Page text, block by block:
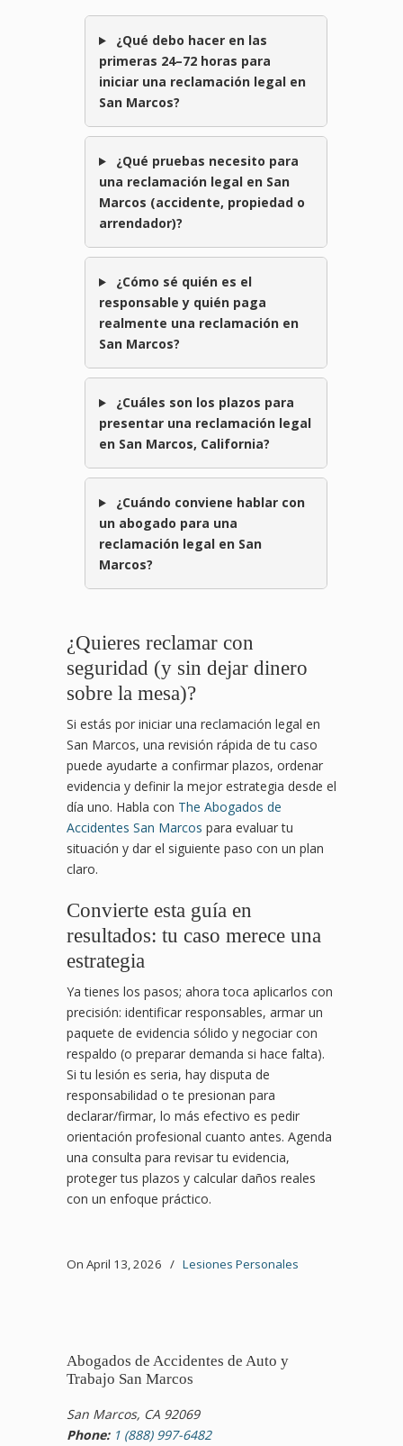
¿Qué debo hacer en las
primeras 24–72 horas para
iniciar una reclamación legal en
San Marcos?
¿Qué pruebas necesito para
una reclamación legal en San
Marcos (accidente, propiedad o
arrendador)?
¿Cómo sé quién es el
responsable y quién paga
realmente una reclamación en
San Marcos?
¿Cuáles son los plazos para
presentar una reclamación legal
en San Marcos, California?
¿Cuándo conviene hablar con
un abogado para una
reclamación legal en San
Marcos?
¿Quieres reclamar con
seguridad (y sin dejar dinero
sobre la mesa)?
Si estás por iniciar una reclamación legal en
San Marcos, una revisión rápida de tu caso
puede ayudarte a confirmar plazos, ordenar
evidencia y definir la mejor estrategia desde el
día uno. Habla con The Abogados de
Accidentes San Marcos para evaluar tu
situación y dar el siguiente paso con un plan
claro.
Convierte esta guía en
resultados: tu caso merece una
estrategia
Ya tienes los pasos; ahora toca aplicarlos con
precisión: identificar responsables, armar un
paquete de evidencia sólido y negociar con
respaldo (o preparar demanda si hace falta).
Si tu lesión es seria, hay disputa de
responsabilidad o te presionan para
declarar/firmar, lo más efectivo es pedir
orientación profesional cuanto antes. Agenda
una consulta para revisar tu evidencia,
proteger tus plazos y calcular daños reales
con un enfoque práctico.
On April 13, 2026 / Lesiones Personales
Abogados de Accidentes de Auto y
Trabajo San Marcos
San Marcos, CA 92069
Phone: 1 (888) 997-6482